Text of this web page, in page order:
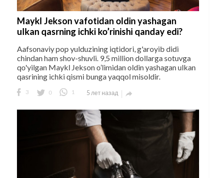
Maykl Jekson vafotidan oldin yashagan
ulkan qasrning ichki ko’rinishi qanday edi?
Aafsonaviy pop yulduzining iqtidori, g'aroyib didi
chindan ham shov-shuvli. 9,5 million dollarga sotuvga
qo'yilgan Maykl Jekson o’limidan oldin yashagan ulkan
qasrining ichki qismi bunga yaqqol misoldir.
3 0 1 5 лет назад 